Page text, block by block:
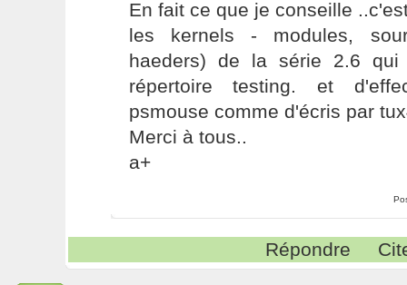
En fait ce que je conseille
les kernels - modules,
haeders) de la série 2.6
répertoire testing. et
psmouse comme d'écris par
Merci à tous..
a+
Répondre